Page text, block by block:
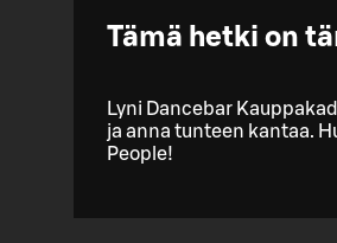
Tämä hetki on
Lyni Dancebar
ja anna tunteen kantaa.
People!